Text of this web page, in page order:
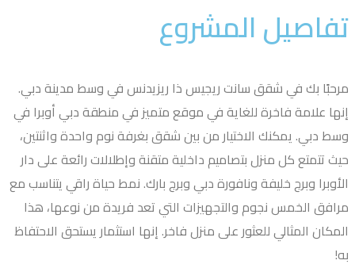
المشروع
بك في شقق سانت ريجيس ذا ريزيدنس في وسط مدينة دبي.
علامة فاخرة للغاية في موقع متميز في منطقة دبي أوبرا في
دبي. يمكنك الاختيار من بين شقق بغرفة نوم واحدة واثنتين،
تتمتع كل منزل بتصاميم داخلية متقنة وإطلالات رائعة على دار
وبرج خليفة ونافورة دبي وبرج بارك. نمط حياة راقي يتناسب مع
الخمس نجوم والتجهيزات التي تعد فريدة من نوعها، هذا
المثالي للعثور على منزل فاخر. إنها استثمار يستحق الاحتفاظ